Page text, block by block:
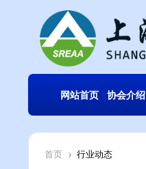
网站首页 协会介绍
首页 行业动态